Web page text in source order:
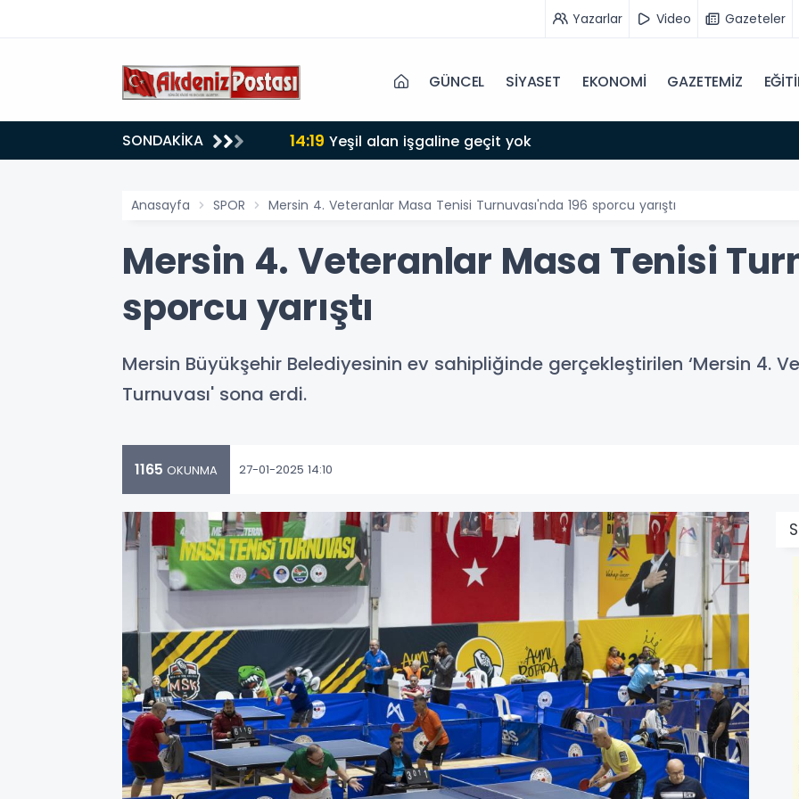
Yazarlar Video Gazeteler
GÜNCEL SİYASET EKONOMİ GAZETEMİZ
SONDAKİKA
30 dereceyi gördü 14:19 Yeşil alan işgaline geçit yok
Anasayfa SPOR Mersin 4. Veteranlar Masa Tenisi Turnuvası'nda 196 sporcu yarıştı
Mersin 4. Veteranlar Masa Tenisi
sporcu yarıştı
Mersin Büyükşehir Belediyesinin ev sahipliğinde gerçekleştirilen ‘Mersin 4.
Turnuvası' sona erdi.
1165 OKUNMA 27-01-2025 14:10